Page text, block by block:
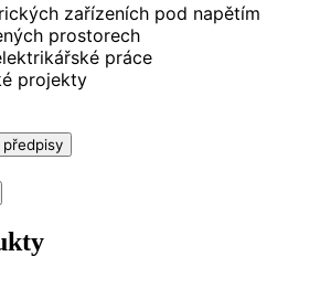
zařízeních pod napětím
prostorech
práce
projekty